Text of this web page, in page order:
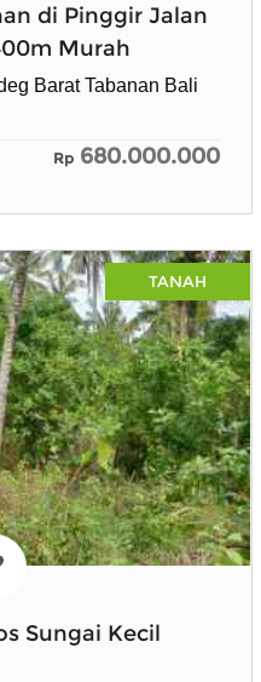
di Pinggir Jalan
Murah
Barat Tabanan Bali
Rp 680.000.000
TANAH
Sungai Kecil